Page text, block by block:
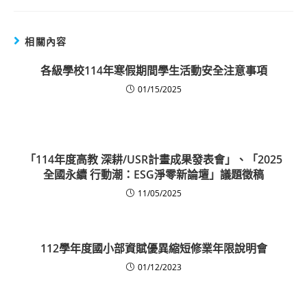
相關內容
各級學校114年寒假期間學生活動安全注意事項
01/15/2025
「114年度高教 深耕/USR計畫成果發表會」、「2025
全國永續 行動潮：ESG淨零新論壇」議題徵稿
11/05/2025
112學年度國小部資賦優異縮短修業年限說明會
01/12/2023